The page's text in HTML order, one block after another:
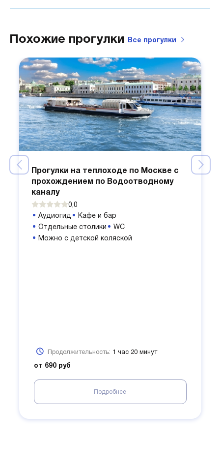
Похожие прогулки Все прогулки
Прогулки на теплоходе по Москве с
прохождением по Водоотводному
каналу
0,0
Аудиогид
Кафе и бар
Отдельные столики
WC
Можно с детской коляской
Продолжительность: 1 час 20 минут
от 690 руб
Подробнее